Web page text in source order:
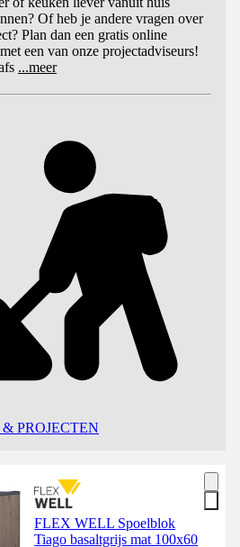
Of heb je andere vragen over
Plan dan een gratis online
een van onze projectadviseurs!
...meer
PROJECTEN
FLEX WELL Spoelblok
Tiago basaltgrijs mat 100x60